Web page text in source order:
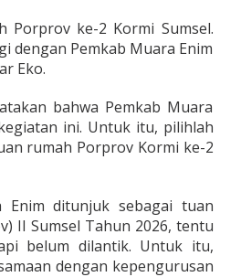
Porprov ke-2 Kormi Sumsel.
dengan Pemkab Muara Enim
Eko.
bahwa Pemkab Muara
ini. Untuk itu, pilihlah
rumah Porprov Kormi ke-2
Enim ditunjuk sebagai tuan
II Sumsel Tahun 2026, tentu
belum dilantik. Untuk itu,
dengan kepengurusan